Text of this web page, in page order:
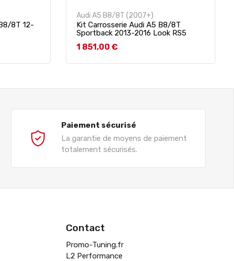
8T 12-
Audi A5 B8/8T (2007+)
Kit Carrosserie Audi A5 B8/8T
Sportback 2013-2016 Look RS5
Prix
1 851,00 €
Paiement sécurisé
La garantie de moyens de paiement
totalement sécurisés.
Contact
Promo-Tuning.fr
L2 Performance